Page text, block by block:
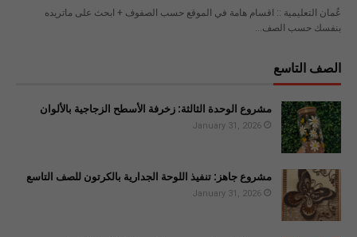
عُمان التعليمية :: اقسام هامة في الموقع حسب الصفوف + ابحث على ماتريده
بنفسك حسب الصف…
الصف التاسع
مشروع الوحدة الثالثة: زخرفة الأسطح الزجاجية بالألوان
January 31, 2026
مشروع جاهز: تنفيذ اللوحة الجدارية بالكرتون للصف التاسع
January 31, 2026